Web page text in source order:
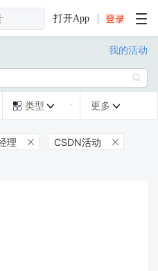
打开App
我的活动

 类型  更多 
理  CSDN活动 